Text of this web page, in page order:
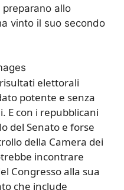
allo
vinto il suo secondo
elettorali
potente e senza
E con i repubblicani
del Senato e forse
della Camera dei
incontrare
Congresso alla sua
che include